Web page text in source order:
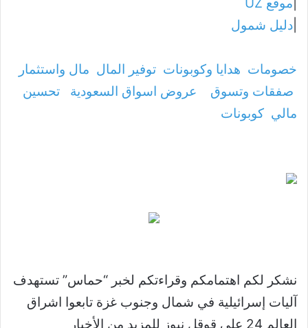
دليل شمول
خصومات هدايا وكوبونات توفير المال مال واستثمار
صفقات وتسوق
عروض اسواق السعودية
تحسين
مالي كوبونات
نشكر لكم اهتمامكم وقراءتكم لخبر “حماس” تستهدف
آليات إسرائيلية في شمال وجنوب غزة تابعوا اشراق
العالم 24 على قوقل نيوز للمزيد من الأخبار